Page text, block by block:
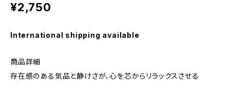
¥2,750
International shipping available
商品詳細
存在感のある気品と静けさが、心を芯からリラックスさせる